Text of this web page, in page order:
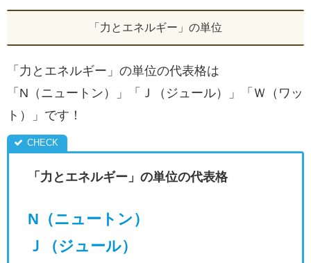
「力とエネルギー」の単位
「力とエネルギー」の単位の代表格は
「N（ニュートン）」「Ｊ（ジュール）」「Ｗ（ワッ
ト）」です！
「力とエネルギー」の単位の代表格
N（ニュートン）
Ｊ（ジュール）